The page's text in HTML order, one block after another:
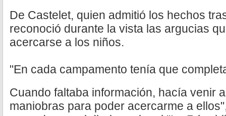
De Castelet, quien admitió los hechos
reconoció durante la vista las argucias
acercarse a los niños.
"En cada campamento tenía que
Cuando faltaba información, hacía venir
maniobras para poder acercarme a